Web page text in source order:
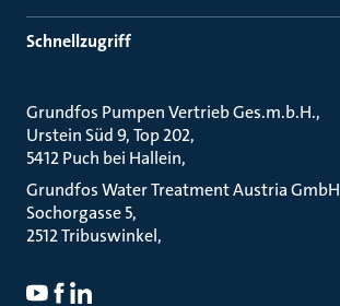
Schnellzugriff
Grundfos Pumpen Vertrieb Ges.m.b.H.
Urstein Süd 9, Top 202
5412 Puch bei Hallein
Grundfos Water Treatment Austria GmbH
Sochorgasse 5
2512 Tribuswinkel